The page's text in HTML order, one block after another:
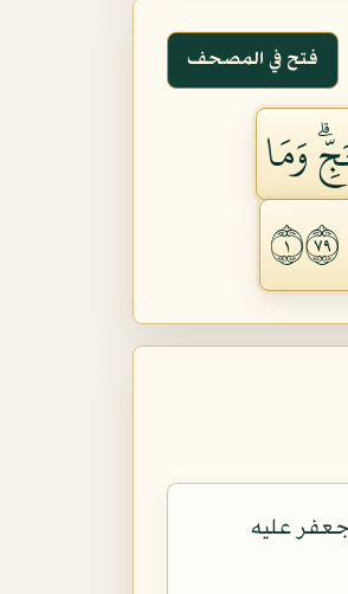
فتح في المصحف
وَمَا
عليه